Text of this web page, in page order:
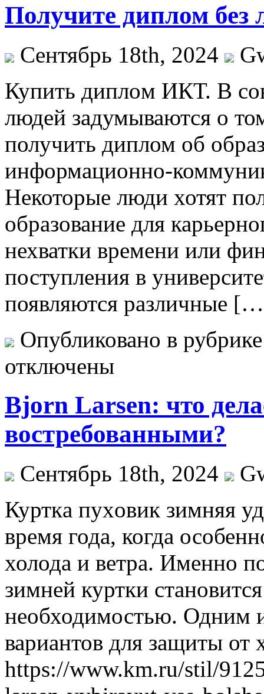
Получите диплом без
Сентябрь 18th, 2024
Купить диплoм ИКТ. В
людей задумываются о
получить диплом об
информационно-
Некоторые люди хотят
образование для
нехватки времени или
поступления в
появляются различные
Опубликовано в
отключены
Bjorn Larsen: что
востребованными?
Сентябрь 18th, 2024
Курткa пуxoвик зимняя
время года, когда
холода и ветра. Именно
зимней куртки
необходимостью. Одним
вариантов для защиты от
https://www.km.ru/stil/